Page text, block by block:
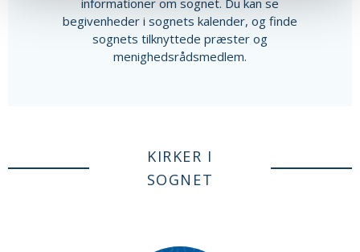
informationer om sognet. Du kan se
begivenheder i sognets kalender, og finde
sognets tilknyttede præster og
menighedsrådsmedlem.
KIRKER I
SOGNET